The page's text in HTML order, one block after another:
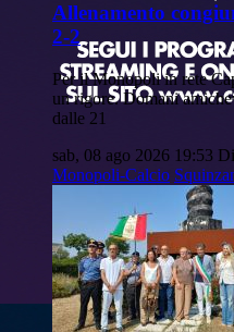
Allenamento
2-2
Per il Monopoli in rete
un rigore. Domani
dalle 21
sab, 08 ago 2026 19:53
Monopoli-Calcio